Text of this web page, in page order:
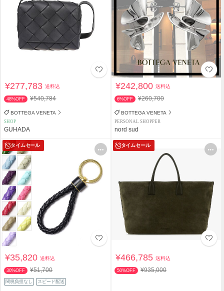
¥277,783送料込
48%OFF ¥540,784
BOTTEGA VENETA
SHOP
GUHADA
¥242,800送料込
6%OFF ¥260,700
BOTTEGA VENETA
PERSONAL SHOPPER
nord sud
タイムセール
¥35,820送料込
30%OFF ¥51,700
関税負担なし スピード配送
タイムセール
¥466,785送料込
50%OFF ¥935,000